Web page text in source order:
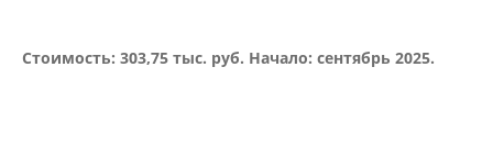
Стоимость: 303,75 тыс. руб. Начало: сентябрь 2025.